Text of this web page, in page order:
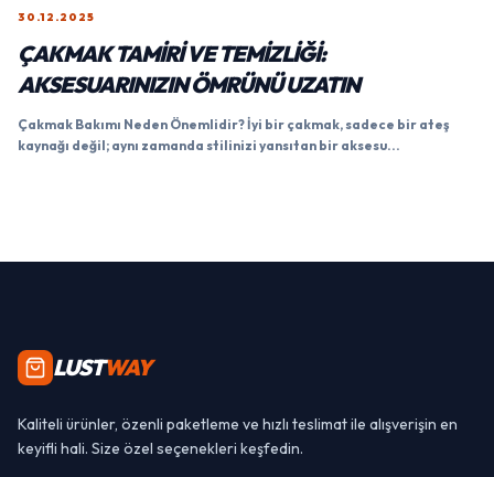
30.12.2025
ÇAKMAK TAMIRI VE TEMIZLIĞI:
AKSESUARINIZIN ÖMRÜNÜ UZATIN
Çakmak Bakımı Neden Önemlidir? İyi bir çakmak, sadece bir ateş
kaynağı değil; aynı zamanda stilinizi yansıtan bir aksesu...
LUSTWAY
Kaliteli ürünler, özenli paketleme ve hızlı teslimat ile alışverişin en
keyifli hali. Size özel seçenekleri keşfedin.